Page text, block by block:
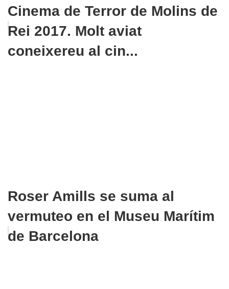
Cinema de Terror de Molins de
Rei 2017. Molt aviat
coneixereu al cin...
Roser Amills se suma al
vermuteo en el Museu Marítim
de Barcelona